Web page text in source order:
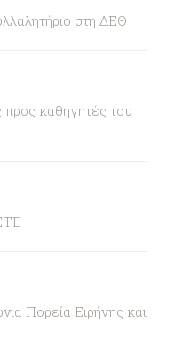
στη ΔΕΘ
καθηγητές του
Πορεία Ειρήνης και